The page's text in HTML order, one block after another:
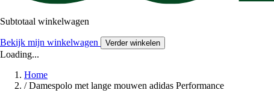
Subtotaal winkelwagen
Bekijk mijn winkelwagen Verder winkelen
Loading...
Home
/ Damespolo met lange mouwen adidas Performance